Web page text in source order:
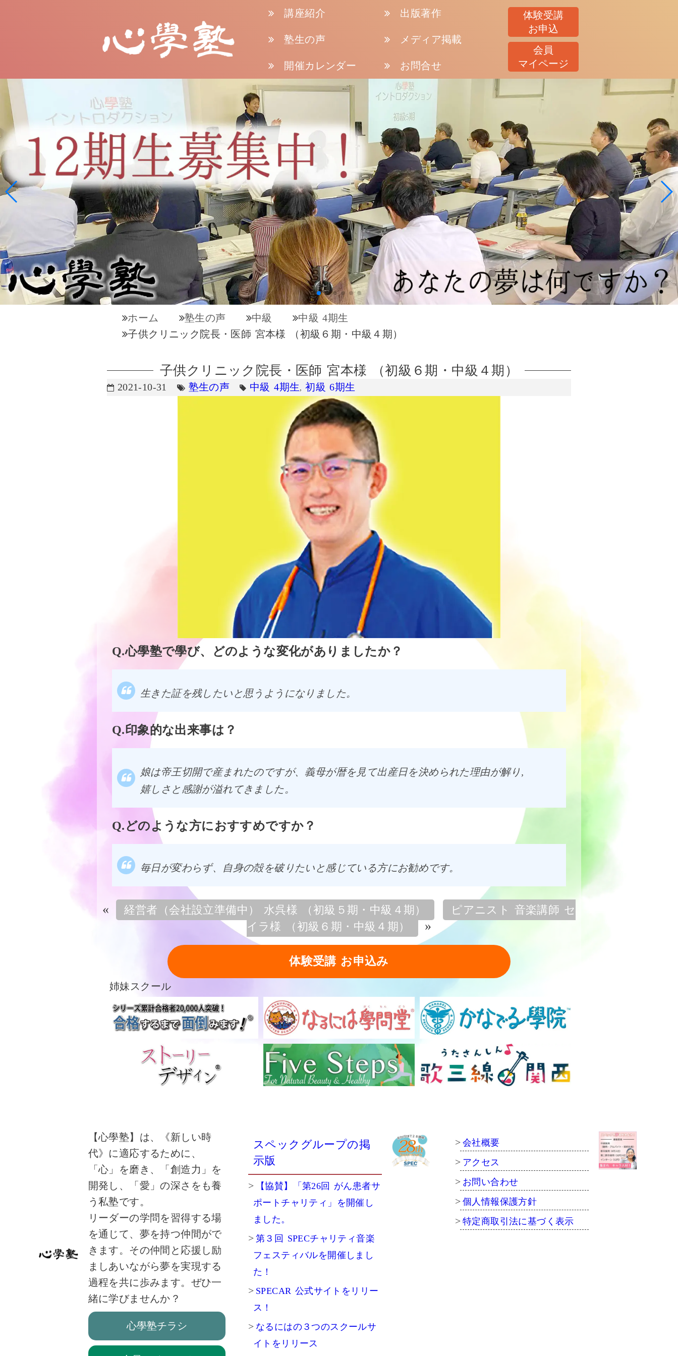
講座紹介 出版著作
塾生の声 メディア掲載
開催カレンダー お問合せ
体験受講
お申込
会員
マイページ
ホーム 塾生の声 中級
中級 4期生
子供クリニック院長・医師 宮本様 （初級６期・中級４期）
子供クリニック院長・医師 宮本様 （初級６期・中級４期）
2021-10-31 塾生の声 中級 4期生,初級 6期生
心學塾で學び、どのような変化がありましたか？
生きた証を残したいと思うようになりました。
印象的な出来事は？
娘は帝王切開で産まれたのですが、義母が暦を見て出産日を決められた理由が解り,
嬉しさと感謝が溢れてきました。
どのような方におすすめですか？
毎日が変わらず、自身の殻を破りたいと感じている方にお勧めです。
« 経営者（会社設立準備中） 水呉様 （初級５期・中級４期）
ピアニスト 音楽講師 セ
イラ様 （初級６期・中級４期）
»
体験受講 お申込み
姉妹スクール
【心學塾】は、《新しい時
代》に適応するために、
「心」を磨き、「創造力」を
開発し、「愛」の深さをも養
う私塾です。
リーダーの学問を習得する場
を通じて、夢を持つ仲間がで
きます。その仲間と応援し励
ましあいながら夢を実現する
過程を共に歩みます。ぜひ一
緒に学びませんか？
心學塾チラシ
スペックグループの掲
示版
【協賛】「第26回 がん患者サ
ポートチャリティ」を開催し
ました。
第３回 SPECチャリティ音楽
フェスティバルを開催しまし
た！
SPECAR 公式サイトをリリー
ス！
なるにはの３つのスクールサ
イトをリリース
会社概要
アクセス
お問い合わせ
個人情報保護方針
特定商取引法に基づく表示